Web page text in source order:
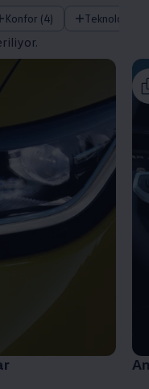
Konfor (4) Teknoloji (4)